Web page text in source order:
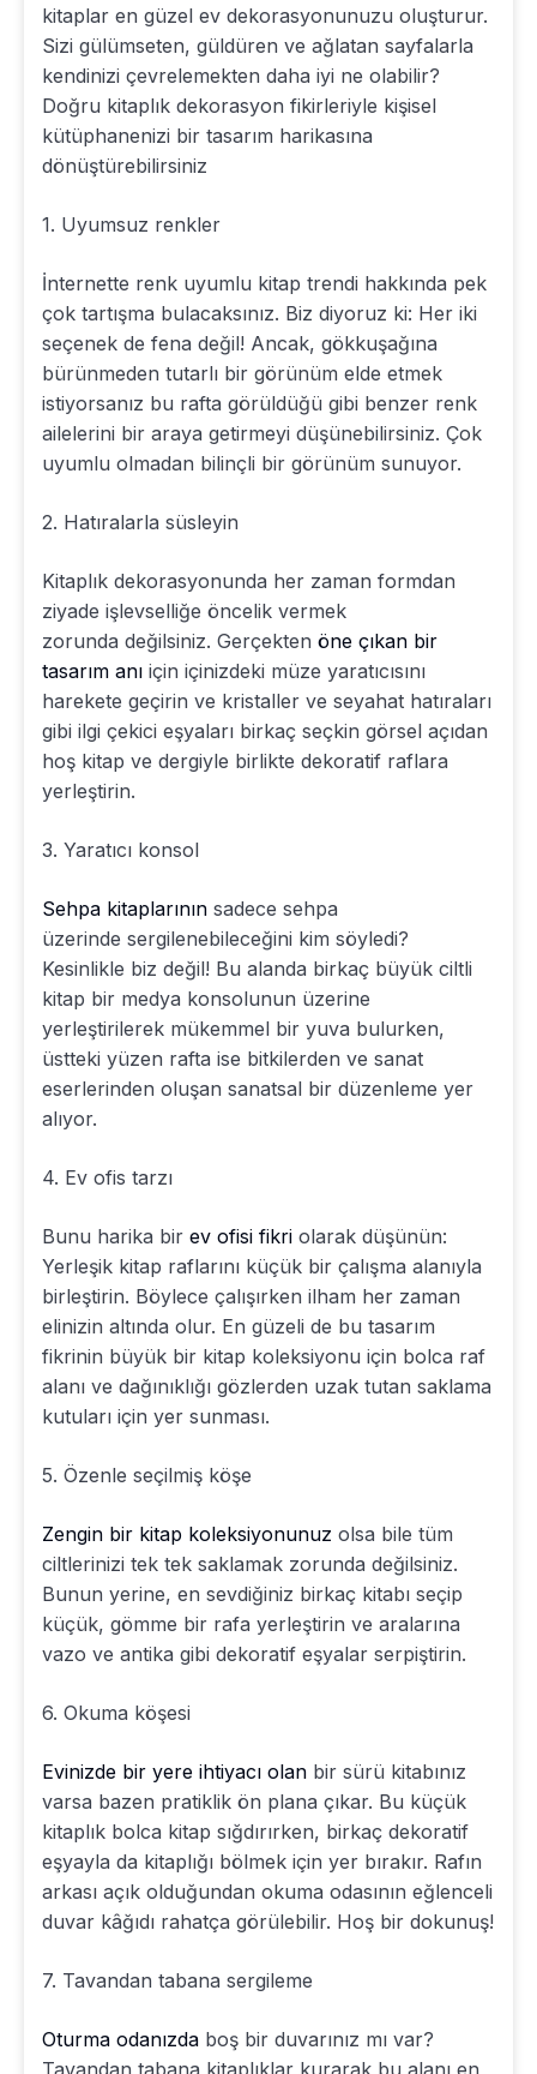
kitaplar en güzel ev dekorasyonunuzu oluşturur.
Sizi gülümseten, güldüren ve ağlatan sayfalarla
kendinizi çevrelemekten daha iyi ne olabilir?
Doğru kitaplık dekorasyon fikirleriyle kişisel
kütüphanenizi bir tasarım harikasına
dönüştürebilirsiniz
1. Uyumsuz renkler
İnternette renk uyumlu kitap trendi hakkında pek
çok tartışma bulacaksınız. Biz diyoruz ki: Her iki
seçenek de fena değil! Ancak, gökkuşağına
bürünmeden tutarlı bir görünüm elde etmek
istiyorsanız bu rafta görüldüğü gibi benzer renk
ailelerini bir araya getirmeyi düşünebilirsiniz. Çok
uyumlu olmadan bilinçli bir görünüm sunuyor.
2. Hatıralarla süsleyin
Kitaplık dekorasyonunda her zaman formdan
ziyade işlevselliğe öncelik vermek
zorunda değilsiniz. Gerçekten öne çıkan bir
tasarım anı için içinizdeki müze yaratıcısını
harekete geçirin ve kristaller ve seyahat hatıraları
gibi ilgi çekici eşyaları birkaç seçkin görsel açıdan
hoş kitap ve dergiyle birlikte dekoratif raflara
yerleştirin.
3. Yaratıcı konsol
Sehpa kitaplarının sadece sehpa
üzerinde sergilenebileceğini kim söyledi?
Kesinlikle biz değil! Bu alanda birkaç büyük ciltli
kitap bir medya konsolunun üzerine
yerleştirilerek mükemmel bir yuva bulurken,
üstteki yüzen rafta ise bitkilerden ve sanat
eserlerinden oluşan sanatsal bir düzenleme yer
alıyor.
4. Ev ofis tarzı
Bunu harika bir ev ofisi fikri olarak düşünün:
Yerleşik kitap raflarını küçük bir çalışma alanıyla
birleştirin. Böylece çalışırken ilham her zaman
elinizin altında olur. En güzeli de bu tasarım
fikrinin büyük bir kitap koleksiyonu için bolca raf
alanı ve dağınıklığı gözlerden uzak tutan saklama
kutuları için yer sunması.
5. Özenle seçilmiş köşe
Zengin bir kitap koleksiyonunuz olsa bile tüm
ciltlerinizi tek tek saklamak zorunda değilsiniz.
Bunun yerine, en sevdiğiniz birkaç kitabı seçip
küçük, gömme bir rafa yerleştirin ve aralarına
vazo ve antika gibi dekoratif eşyalar serpiştirin.
6. Okuma köşesi
Evinizde bir yere ihtiyacı olan bir sürü kitabınız
varsa bazen pratiklik ön plana çıkar. Bu küçük
kitaplık bolca kitap sığdırırken, birkaç dekoratif
eşyayla da kitaplığı bölmek için yer bırakır. Rafın
arkası açık olduğundan okuma odasının eğlenceli
duvar kâğıdı rahatça görülebilir. Hoş bir dokunuş!
7. Tavandan tabana sergileme
Oturma odanızda boş bir duvarınız mı var?